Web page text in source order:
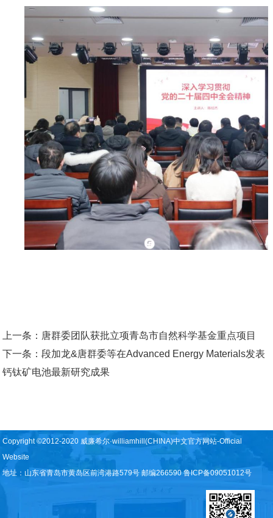
上一条： 唐群委团队获批立项青岛市自然科学基金重点项目
下一条：段加龙&唐群委等在Advanced Energy Materials发表
钙钛矿电池最新研究成果
Copyright ©2012-2020 威廉希尔·williamhill(CHINA)中文官方网站-Official
Website
地址：山东省青岛市黄岛区前湾港路579号 邮编266590 鲁ICP备09051012号